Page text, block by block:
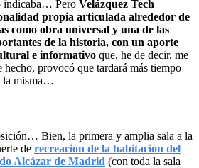
indicaba… Pero Velázquez Tech
propia articulada alrededor de
como obra universal y una de las
de la historia, con un aporte
e informativo que, he de decir, me
hecho, provocó que tardará más tiempo
la misma…
Bien, la primera y amplia sala a la
de recreación de la habitación del
Alcázar de Madrid (con toda la sala